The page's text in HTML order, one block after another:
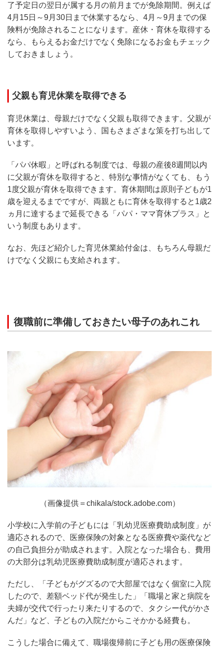
了予定日の翌日が属する月の前月までが免除期間。例えば
4月15日～9月30日まで休業するなら、4月～9月までの保
険料が免除されることになります。産休・育休を取得する
なら、もらえるお金だけでなく免除になるお金もチェック
しておきましょう。
父親も育児休業を取得できる
育児休業は、母親だけでなく父親も取得できます。父親が
育休を取得しやすいよう、国もさまざまな策を打ち出して
います。
「パパ休暇」と呼ばれる制度では、母親の産後8週間以内
に父親が育休を取得すると、特別な事情がなくても、もう
1度父親が育休を取得できます。育休期間は原則子どもが1
歳を迎えるまでですが、両親ともに育休を取得すると1歳2
ヵ月に達するまで延長できる「パパ・ママ育休プラス」と
いう制度もあります。
なお、先ほど紹介した育児休業給付金は、もちろん母親だ
けでなく父親にも支給されます。
復職前に準備しておきたい母子のあれこれ
（画像提供＝chikala/stock.adobe.com）
小学校に入学前の子どもには「乳幼児医療費助成制度」が
適応されるので、医療保険の対象となる医療費や薬代など
の自己負担分が助成されます。入院となった場合も、費用
の大部分は乳幼児医療費助成制度が適応されます。
ただし、「子どもがグズるので大部屋ではなく個室に入院
したので、差額ベッド代が発生した」「職場と家と病院を
夫婦が交代で行ったり来たりするので、タクシー代がかさ
んだ」など、子どもの入院だからこそかかる経費も。
こうした場合に備えて、職場復帰前に子ども用の医療保険